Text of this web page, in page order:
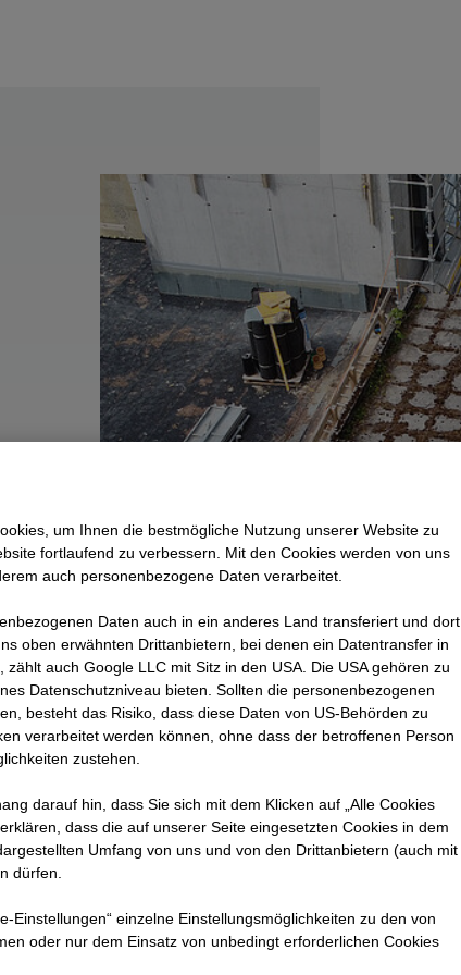
um Ihnen die best­mögliche Nutzung unserer Website zu
fortlaufend zu verbessern. Mit den Cookies werden von uns
auch personenbezogene Daten verarbeitet.
Daten auch in ein anderes Land transferiert und dort
oben erwähnten Drittanbietern, bei denen ein Datentransfer in
auch Google LLC mit Sitz in den USA. Die USA gehören zu
Datenschutzniveau bieten. Sollten die personenbezogenen
besteht das Risiko, dass diese Daten von US-Behörden zu
verarbeitet werden können, ohne dass der betroffenen Person
zustehen.
darauf hin, dass Sie sich mit dem Klicken auf „Alle Cookies
dass die auf unserer Seite eingesetzten Cookies in dem
Umfang von uns und von den Drittanbietern (auch mit
dürfen.
Einstellungen“ einzelne Einstellungsmöglichkeiten zu den von
oder nur dem Einsatz von unbedingt erforderlichen Cookies